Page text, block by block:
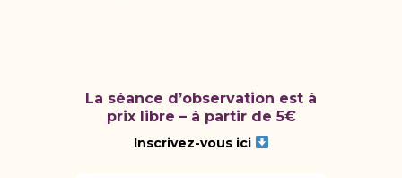
La séance d’observation est à
prix libre – à partir de 5€
Inscrivez-vous ici